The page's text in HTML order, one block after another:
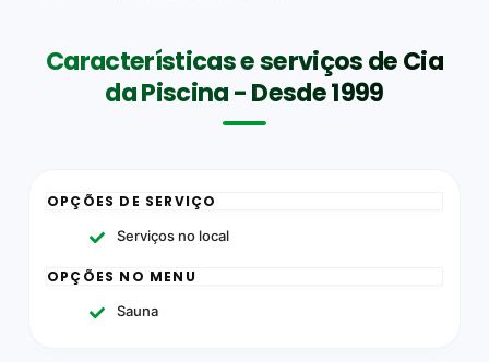
Características e serviços de Cia
da Piscina - Desde 1999
OPÇÕES DE SERVIÇO
Serviços no local
OPÇÕES NO MENU
Sauna